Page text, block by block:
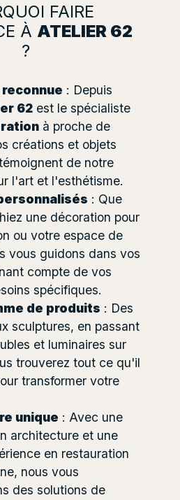
FAIRE
À ATELIER 62
?
: Depuis
62 est le spécialiste
à proche de
créations et objets
de notre
l'art et l'esthétisme.
: Que
une décoration pour
ou votre espace de
vous guidons dans vos
compte de vos
spécifiques.
de produits : Des
sculptures, en passant
et luminaires sur
trouverez tout ce qu'il
transformer votre
unique : Avec une
architecture et une
en restauration
nous vous
des solutions de